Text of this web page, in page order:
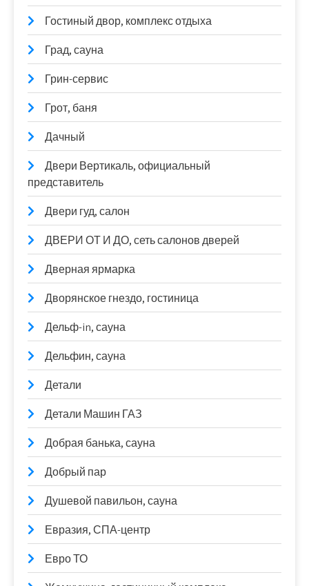
Гостиный двор, комплекс отдыха
Град, сауна
Грин-сервис
Грот, баня
Дачный
Двери Вертикаль, официальный
представитель
Двери гуд, салон
ДВЕРИ ОТ И ДО, сеть салонов дверей
Дверная ярмарка
Дворянское гнездо, гостиница
Дельф-in, сауна
Дельфин, сауна
Детали
Детали Машин ГАЗ
Добрая банька, сауна
Добрый пар
Душевой павильон, сауна
Евразия, СПА-центр
Евро ТО